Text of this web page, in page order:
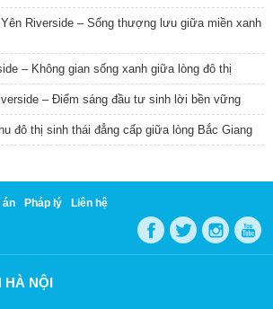
Riverside – Sống thượng lưu giữa miền xanh
– Không gian sống xanh giữa lòng đô thị
– Điểm sáng đầu tư sinh lời bền vững
đô thị sinh thái đẳng cấp giữa lòng Bắc Giang
án Pháp lý Liên hệ
HÀ NỘI